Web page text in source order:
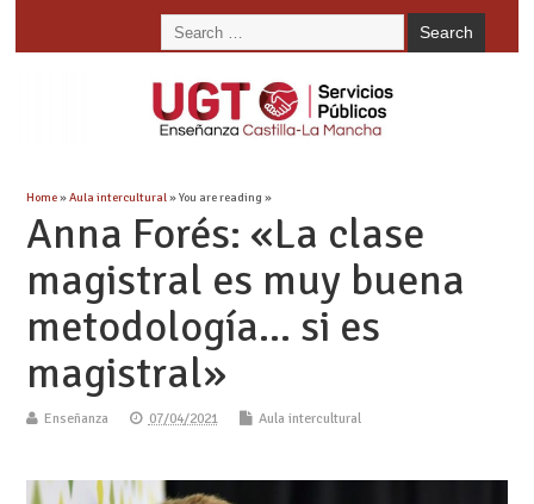
Home»Aula intercultural» You are reading »
Anna Forés: «La clase
magistral es muy buena
metodología… si es
magistral»
Enseñanza 07/04/2021 Aula intercultural